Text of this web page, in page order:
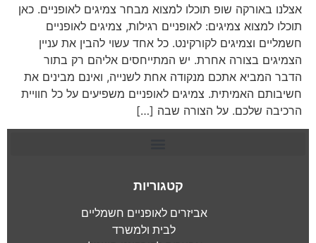
אצלנו באורקה שופ תוכלו למצוא מבחר צמיגים לאופניים. כאן
תוכלו למצוא צמיגים: לאופניים רגילות, צמיגים לאופניים
חשמליים וצמיגים לקורקינט. כל אחד עשוי להבין את עניין
הצמיגים בצורה אחרת. יש המתייחסים אליהם רק בתור
הדבר המביא אתכם מנקודה אחת לשנייה, ואינם מבינים את
חשיבותם האמיתית. צמיגים לאופניים משפיעים על כל חוויית
הרכיבה שלכם. על הצורה שבה […]
קטגוריות
אביזרים לאופניים חשמליים
לבית ולמשרד